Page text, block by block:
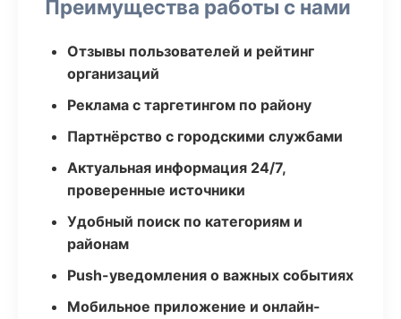
Преимущества работы с нами
Отзывы пользователей и рейтинг
организаций
Реклама с таргетингом по району
Партнёрство с городскими службами
Актуальная информация 24/7,
проверенные источники
Удобный поиск по категориям и
районам
Push-уведомления о важных событиях
Мобильное приложение и онлайн-